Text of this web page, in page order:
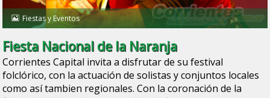
Fiestas y Eventos
Fiesta Nacional de la Naranja
Corrientes Capital invita a disfrutar de su festival
folclórico, con la actuación de solistas y conjuntos locales
como así tambien regionales. Con la coronación de la